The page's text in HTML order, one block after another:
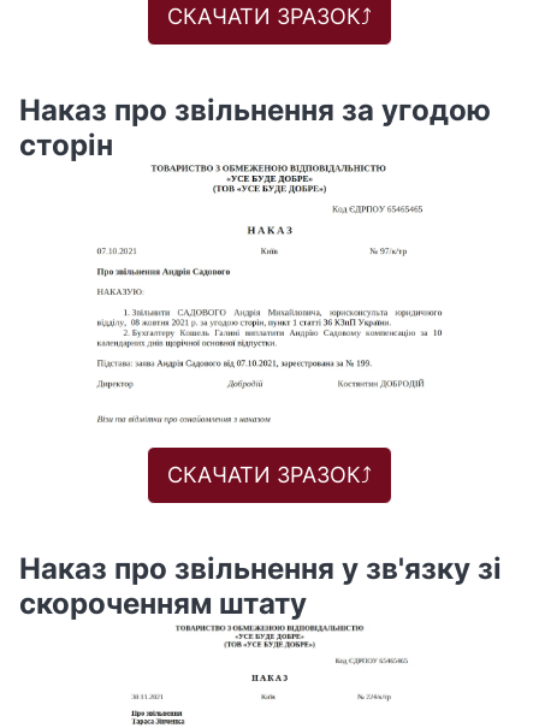
СКАЧАТИ ЗРАЗОК⤴️
Наказ про звільнення за угодою
сторін
СКАЧАТИ ЗРАЗОК⤴️
Наказ про звільнення у зв'язку зі
скороченням штату